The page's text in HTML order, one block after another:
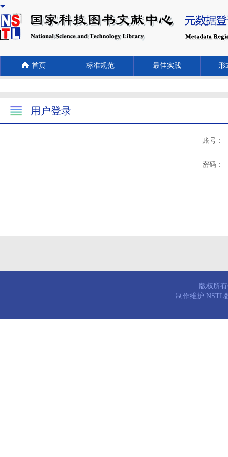
首页 标准规范 最佳实践 形
用户登录
账号：
密码：
版权所
制作维护:NSTL